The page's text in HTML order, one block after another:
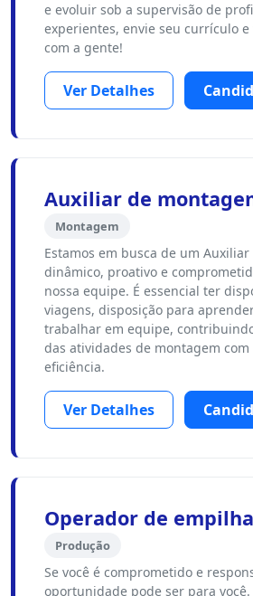
e evoluir sob a supervisão de
experientes, envie seu currículo e
com a gente!
Ver Detalhes
Auxiliar de
Montagem
Estamos em busca de um
dinâmico, proativo e
nossa equipe. É essencial ter
viagens, disposição para
trabalhar em equipe,
das atividades de montagem
eficiência.
Ver Detalhes
Operador de
Produção
Se você é comprometido e
oportunidade pode ser para você.